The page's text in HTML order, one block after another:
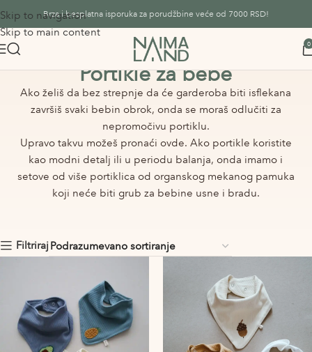
Skip to navigation
Skip to main content
Brza i besplatna isporuka za porudžbine veće od 7000 RSD!
0
Portikle za bebe
Ako želiš da bez strepnje da će garderoba biti isflekana
završiš svaki bebin obrok, onda se moraš odlučiti za
nepromočivu portiklu.
Upravo takvu možeš pronaći ovde. Ako portikle koristite
kao modni detalj ili u periodu balanja, onda imamo i
setove od više portiklica od organskog mekanog pamuka
koji neće biti grub za bebine usne i bradu.
Filtriraj